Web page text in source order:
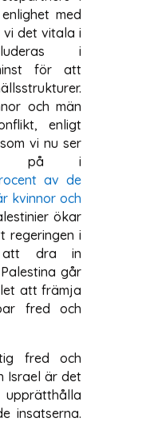
med
vi det vitala i
i
för att
och män
enligt
vi nu ser
på i
av de
kvinnor och
ökar
regeringen i
att dra in
går
att främja
fred och
fred och
Israel är det
insatserna.